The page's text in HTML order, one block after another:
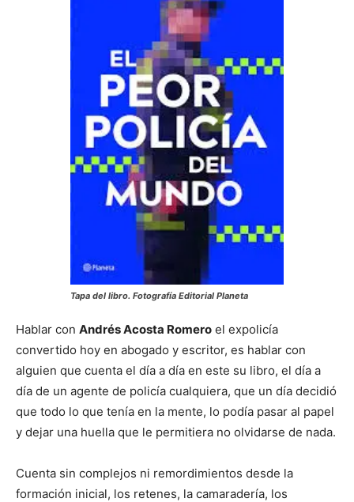
Tapa del libro. Fotografía Editorial Planeta
Hablar con Andrés Acosta Romero el expolicía
convertido hoy en abogado y escritor, es hablar con
alguien que cuenta el día a día en este su libro, el día a
día de un agente de policía cualquiera, que un día decidió
que todo lo que tenía en la mente, lo podía pasar al papel
y dejar una huella que le permitiera no olvidarse de nada.
Cuenta sin complejos ni remordimientos desde la
formación inicial, los retenes, la camaradería, los